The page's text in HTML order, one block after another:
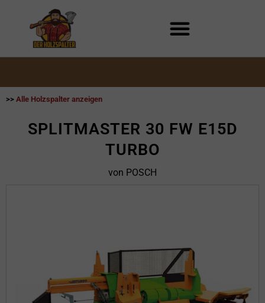
>> Alle Holzspalter anzeigen
SPLITMASTER 30 FW E15D
TURBO
von POSCH